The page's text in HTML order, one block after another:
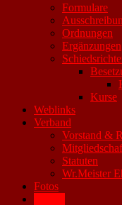
Formulare
Ordnungen
Ergänzungen
Kurse
Weblinks
Verband
Vorstand &
Statuten
Wr.Meister
Fotos